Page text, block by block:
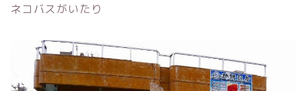
ネコバスがいたり